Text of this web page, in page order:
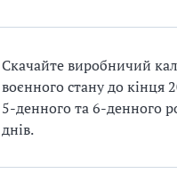
Скачайте виробничий
воєнного стану до кінця
5-денного та 6-денного
днів.